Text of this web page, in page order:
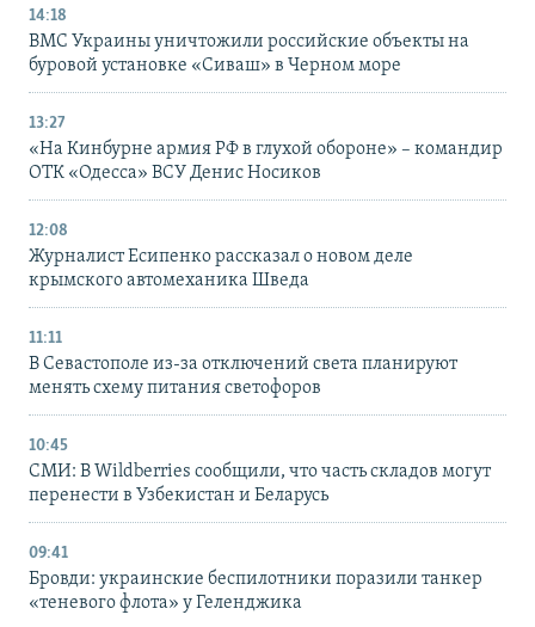
14:18
ВМС Украины уничтожили российские объекты на
буровой установке «Сиваш» в Черном море
13:27
«На Кинбурне армия РФ в глухой обороне» – командир
ОТК «Одесса» ВСУ Денис Носиков
12:08
Журналист Есипенко рассказал о новом деле
крымского автомеханика Шведа
11:11
В Севастополе из-за отключений света планируют
менять схему питания светофоров
10:45
СМИ: В Wildberries сообщили, что часть складов могут
перенести в Узбекистан и Беларусь
09:41
Бровди: украинские беспилотники поразили танкер
«теневого флота» у Геленджика